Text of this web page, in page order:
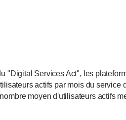
"Digital Services Act", les
actifs par mois du service
moyen d'utilisateurs actifs